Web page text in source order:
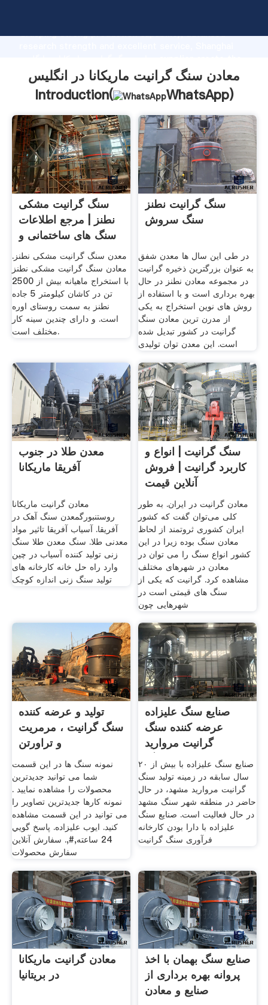
Grasping strong production capability, advanced
value and bring values to all of customers.
معادن سنگ گرانیت ماریکانا در انگلیس
Introduction(
WhatsApp)
سنگ گرانیت مشکی
نطنز | مرجع اطلاعات
سنگ های ساختمانی و
معدن سنگ گرانیت مشکی نطنز.
معادن سنگ گرانیت مشکی نطنز
با استخراج ماهیانه بیش از 2500
تن در کاشان کیلومتر 5 جاده
نطنز به سمت روستای اوره
است. و دارای چندین سینه کار
مختلف است.
سنگ گرانیت نطنز
سنگ سروش
در طی این سال ها معدن شفق
به عنوان بزرگترین ذخیره گرانیت
در مجموعه معادن نطنز در حال
بهره برداری است و با استفاده از
روش های نوین استخراج به یکی
از مدرن ترین معادن سنگ
گرانیت در کشور تبدیل شده
است. این معدن توان تولیدی
معدن طلا در جنوب
آفریقا ماریکانا
معادن گرانیت ماریکانا
روستنبورگمعدن سنگ آهک در
آفریقا. آسیاب آفریقا تاثیر مواد
معدنی طلا. سنگ معدن طلا سنگ
زنی تولید کننده آسیاب در چین
وارد راه حل خانه کارخانه های
تولید سنگ زنی اندازه کوچک
سنگ گرانیت | انواع و
کاربرد گرانیت | فروش
آنلاین قیمت
معادن گرانیت در ایران. به طور
کلی می‌توان گفت که کشور
ایران کشوری ثروتمند از لحاظ
معادن سنگ بوده زیرا در این
کشور انواع سنگ را می توان در
معادن در شهرهای مختلف
مشاهده کرد. گرانیت که یکی از
سنگ های قیمتی است در
شهرهایی چون
تولید و عرضه کننده
سنگ گرانیت ، مرمریت
و تراورتن
نمونه سنگ ها در این قسمت
شما می توانید جدیدترین
محصولات را مشاهده نمایید .
نمونه کارها جدیدترین تصاویر را
می توانید در این قسمت مشاهده
کنید. ایوب علیزاده. پاسخ گويي
24 ساعته,#,. سفارش آنلاين
سفارش محصولات
صنایع سنگ علیزاده
عرضه کننده سنگ
گرانیت مروارید
مشهد,سنگ صنایع سنگ علیزاده با بیش از ۲۰
سال سابقه در زمینه تولید سنگ
گرانیت مروارید مشهد، در حال
حاضر در منطقه شهر سنگ مشهد
در حال فعالیت است. صنایع سنگ
علیزاده با دارا بودن کارخانه
فرآوری سنگ گرانیت
معادن گرانیت ماریکانا
در بریتانیا
صنایع سنگ بهمان با اخذ
پروانه بهره برداری از
صنایع و معادن